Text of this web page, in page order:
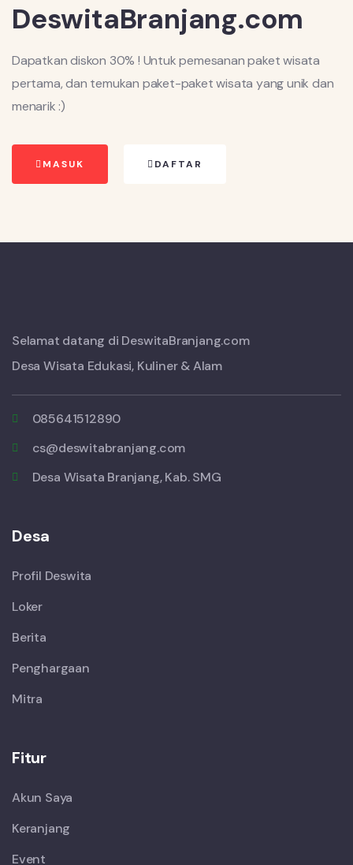
DeswitaBranjang.com
Dapatkan diskon 30% ! Untuk pemesanan paket wisata
pertama, dan temukan paket-paket wisata yang unik dan
menarik :)
MASUK DAFTAR
Selamat datang di DeswitaBranjang.com
Desa Wisata Edukasi, Kuliner & Alam
085641512890
cs@deswitabranjang.com
Desa Wisata Branjang, Kab. SMG
Desa
Profil Deswita
Loker
Berita
Penghargaan
Mitra
Fitur
Akun Saya
Keranjang
Event